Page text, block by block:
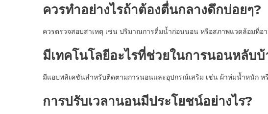
ควรทำอย่างไรถ้าต้องตื่นกลางดึกบ่อยๆ?
ควรตรวจสอบสาเหตุ เช่น ปริมาณการดื่มน้ำก่อนนอน หรือสภาพแวดล้อมที่อ
มีเทคโนโลยีอะไรที่ช่วยในการนอนหลับบ้
มีแอปพลิเคชันสำหรับติดตามการนอนและอุปกรณ์เสริม เช่น ผ้าห่มน้ำหนัก ห
การปรับเวลานอนมีประโยชน์อย่างไร?